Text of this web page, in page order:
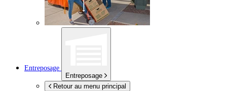
Entreposage
Entreposage
Retour au menu principal